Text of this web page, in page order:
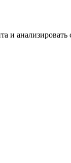
и анализировать